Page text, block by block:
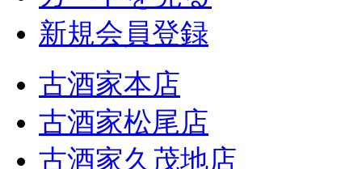
新規会員登録
古酒家本店
古酒家松尾店
古酒家久茂地店